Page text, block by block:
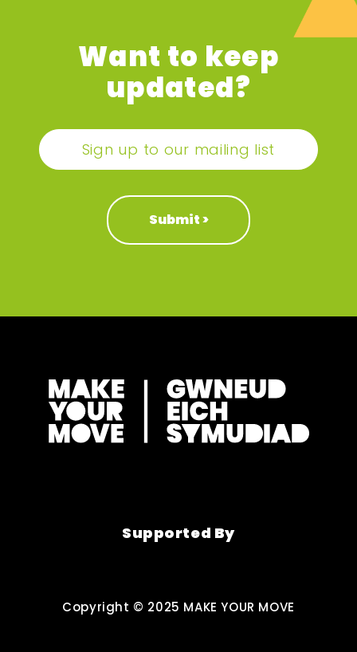
Want to keep
updated?
Sign up to our mailing list
Supported By
Copyright © 2025 MAKE YOUR MOVE